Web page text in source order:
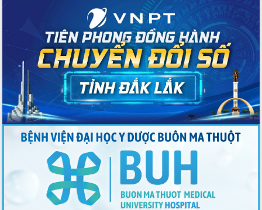
Quyết liệt cải cách hành chính, khơi
thông nguồn lực phát triển
Nâng cao hiệu lực, hiệu quả HĐND
tỉnh thông qua hiện đại hóa hành chính
Xã Ea Phê gắn cải cách hành chính với
chuyển đổi số
Phó Chủ tịch Thường trực UBND tỉnh
Hồ Thị Nguyên Thảo làm việc tại Trung
tâm Phục vụ hành chính công xã Ea
Phê
Xây dựng nền hành chính số đồng
hành cùng nông dân dân, doanh nghiệp
Giai đoạn 2026-2030, Đắk Lắk phấn
đấu có 77% xã đạt chuẩn nông thôn